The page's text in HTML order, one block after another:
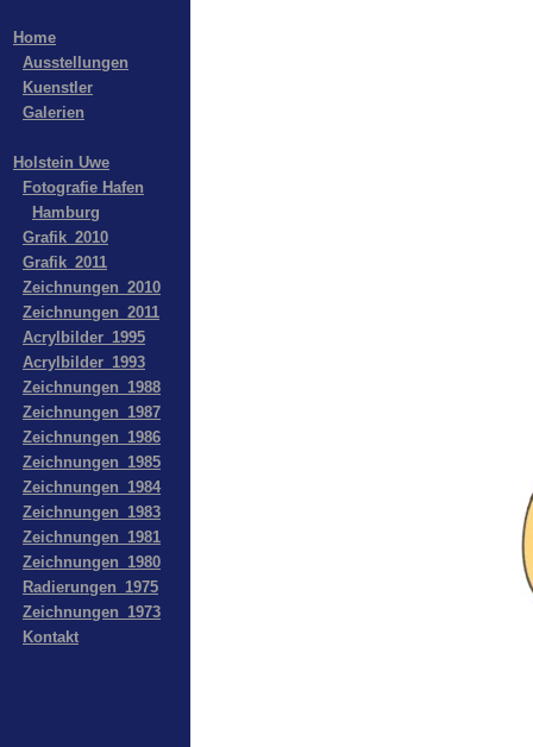
Home
Ausstellungen
Kuenstler
Galerien
Holstein Uwe
Fotografie Hafen
Hamburg
Grafik_2010
Grafik_2011
Zeichnungen_2010
Zeichnungen_2011
Acrylbilder_1995
Acrylbilder_1993
Zeichnungen_1988
Zeichnungen_1987
Zeichnungen_1986
Zeichnungen_1985
Zeichnungen_1984
Zeichnungen_1983
Zeichnungen_1981
Zeichnungen_1980
Radierungen_1975
Zeichnungen_1973
Kontakt